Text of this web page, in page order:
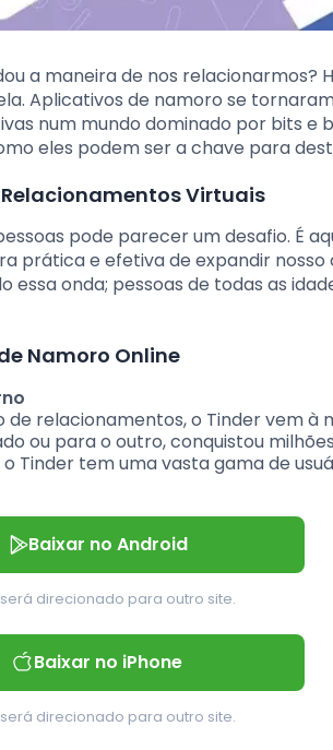
a maneira de nos relacionarmos?
Aplicativos de namoro se
num mundo dominado por bits e
eles podem ser a chave para
Virtuais
pode parecer um desafio. É
prática e efetiva de expandir nosso
essa onda; pessoas de todas as
Namoro Online
relacionamentos, o Tinder vem à
ou para o outro, conquistou
Tinder tem uma vasta gama de
Baixar no Android
direcionado para outro site.
Baixar no iPhone
direcionado para outro site.